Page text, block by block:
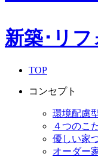
新築･リ
TOP
コンセプト
環境配慮
４つのこ
優しい家
オーダー